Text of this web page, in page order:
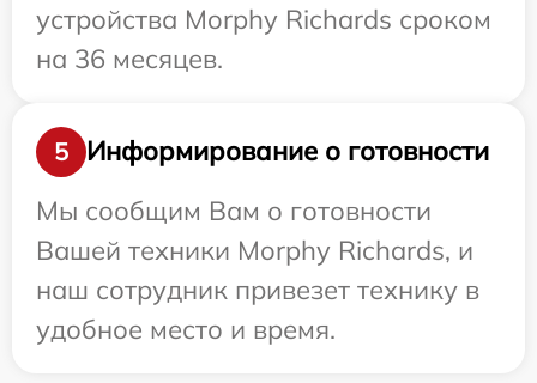
устройства Morphy Richards сроком
на 36 месяцев.
5
Информирование о готовности
Мы сообщим Вам о готовности
Вашей техники Morphy Richards, и
наш сотрудник привезет технику в
удобное место и время.